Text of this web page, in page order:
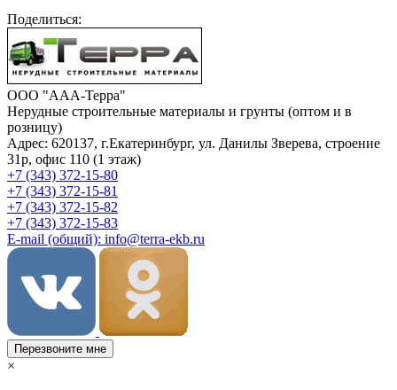
Поделиться:
ООО "ААА-Терра"
Нерудные строительные материалы и грунты (оптом и в
розницу)
Адрес: 620137, г.Екатеринбург, ул. Данилы Зверева, строение
31р, офис 110 (1 этаж)
+7 (343) 372-15-80
+7 (343) 372-15-81
+7 (343) 372-15-82
+7 (343) 372-15-83
E-mail (общий): info@terra-ekb.ru
Перезвоните мне
×